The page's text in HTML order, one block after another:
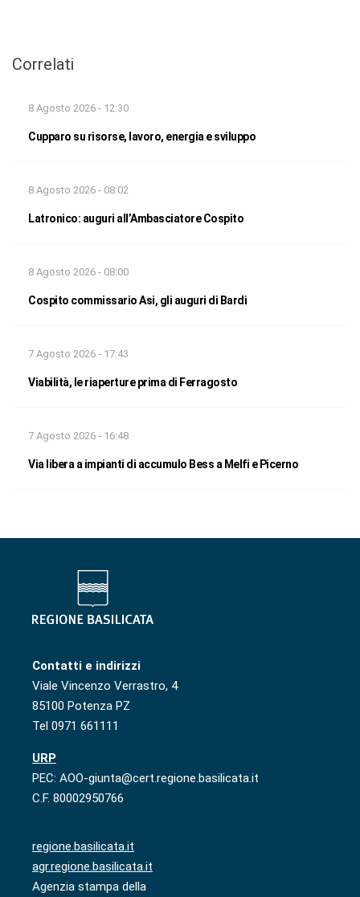
Correlati
8 Agosto 2026 - 12:30
Cupparo su risorse, lavoro, energia e sviluppo
8 Agosto 2026 - 08:02
Latronico: auguri all’Ambasciatore Cospito
8 Agosto 2026 - 08:00
Cospito commissario Asi, gli auguri di Bardi
7 Agosto 2026 - 17:43
Viabilità, le riaperture prima di Ferragosto
7 Agosto 2026 - 16:48
Via libera a impianti di accumulo Bess a Melfi e Picerno
Contatti e indirizzi
Viale Vincenzo Verrastro, 4
85100 Potenza PZ
Tel 0971 661111
URP
PEC: AOO-giunta@cert.regione.basilicata.it
C.F. 80002950766
regione.basilicata.it
agr.regione.basilicata.it
Agenzia stampa della